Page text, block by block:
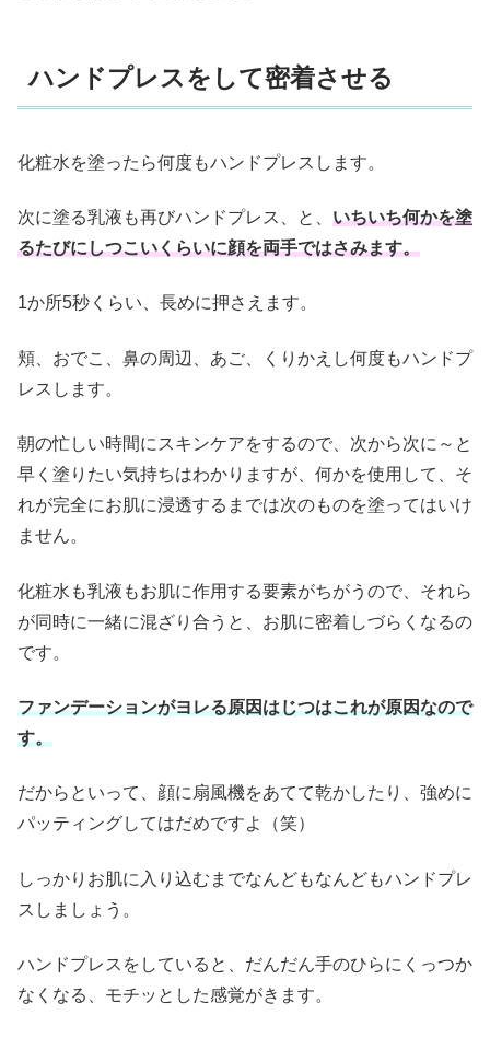
ハンドプレスをして密着させる
化粧水を塗ったら何度もハンドプレスします。
次に塗る乳液も再びハンドプレス、と、 いちいち何かを塗
るたびにしつこいくらいに顔を両手ではさみます。
1か所5秒くらい、長めに押さえます。
頬、おでこ、鼻の周辺、あご、くりかえし何度もハンドプ
レスします。
朝の忙しい時間にスキンケアをするので、次から次に～と
早く塗りたい気持ちはわかりますが、何かを使用して、そ
れが完全にお肌に浸透するまでは次のものを塗ってはいけ
ません。
化粧水も乳液もお肌に作用する要素がちがうので、それら
が同時に一緒に混ざり合うと、お肌に密着しづらくなるの
です。
ファンデーションがヨレる原因はじつはこれが原因なので
す。
だからといって、顔に扇風機をあてて乾かしたり、強めに
パッティングしてはだめですよ（笑）
しっかりお肌に入り込むまでなんどもなんどもハンドプレ
スしましょう。
ハンドプレスをしていると、だんだん手のひらにくっつか
なくなる、モチッとした感覚がきます。